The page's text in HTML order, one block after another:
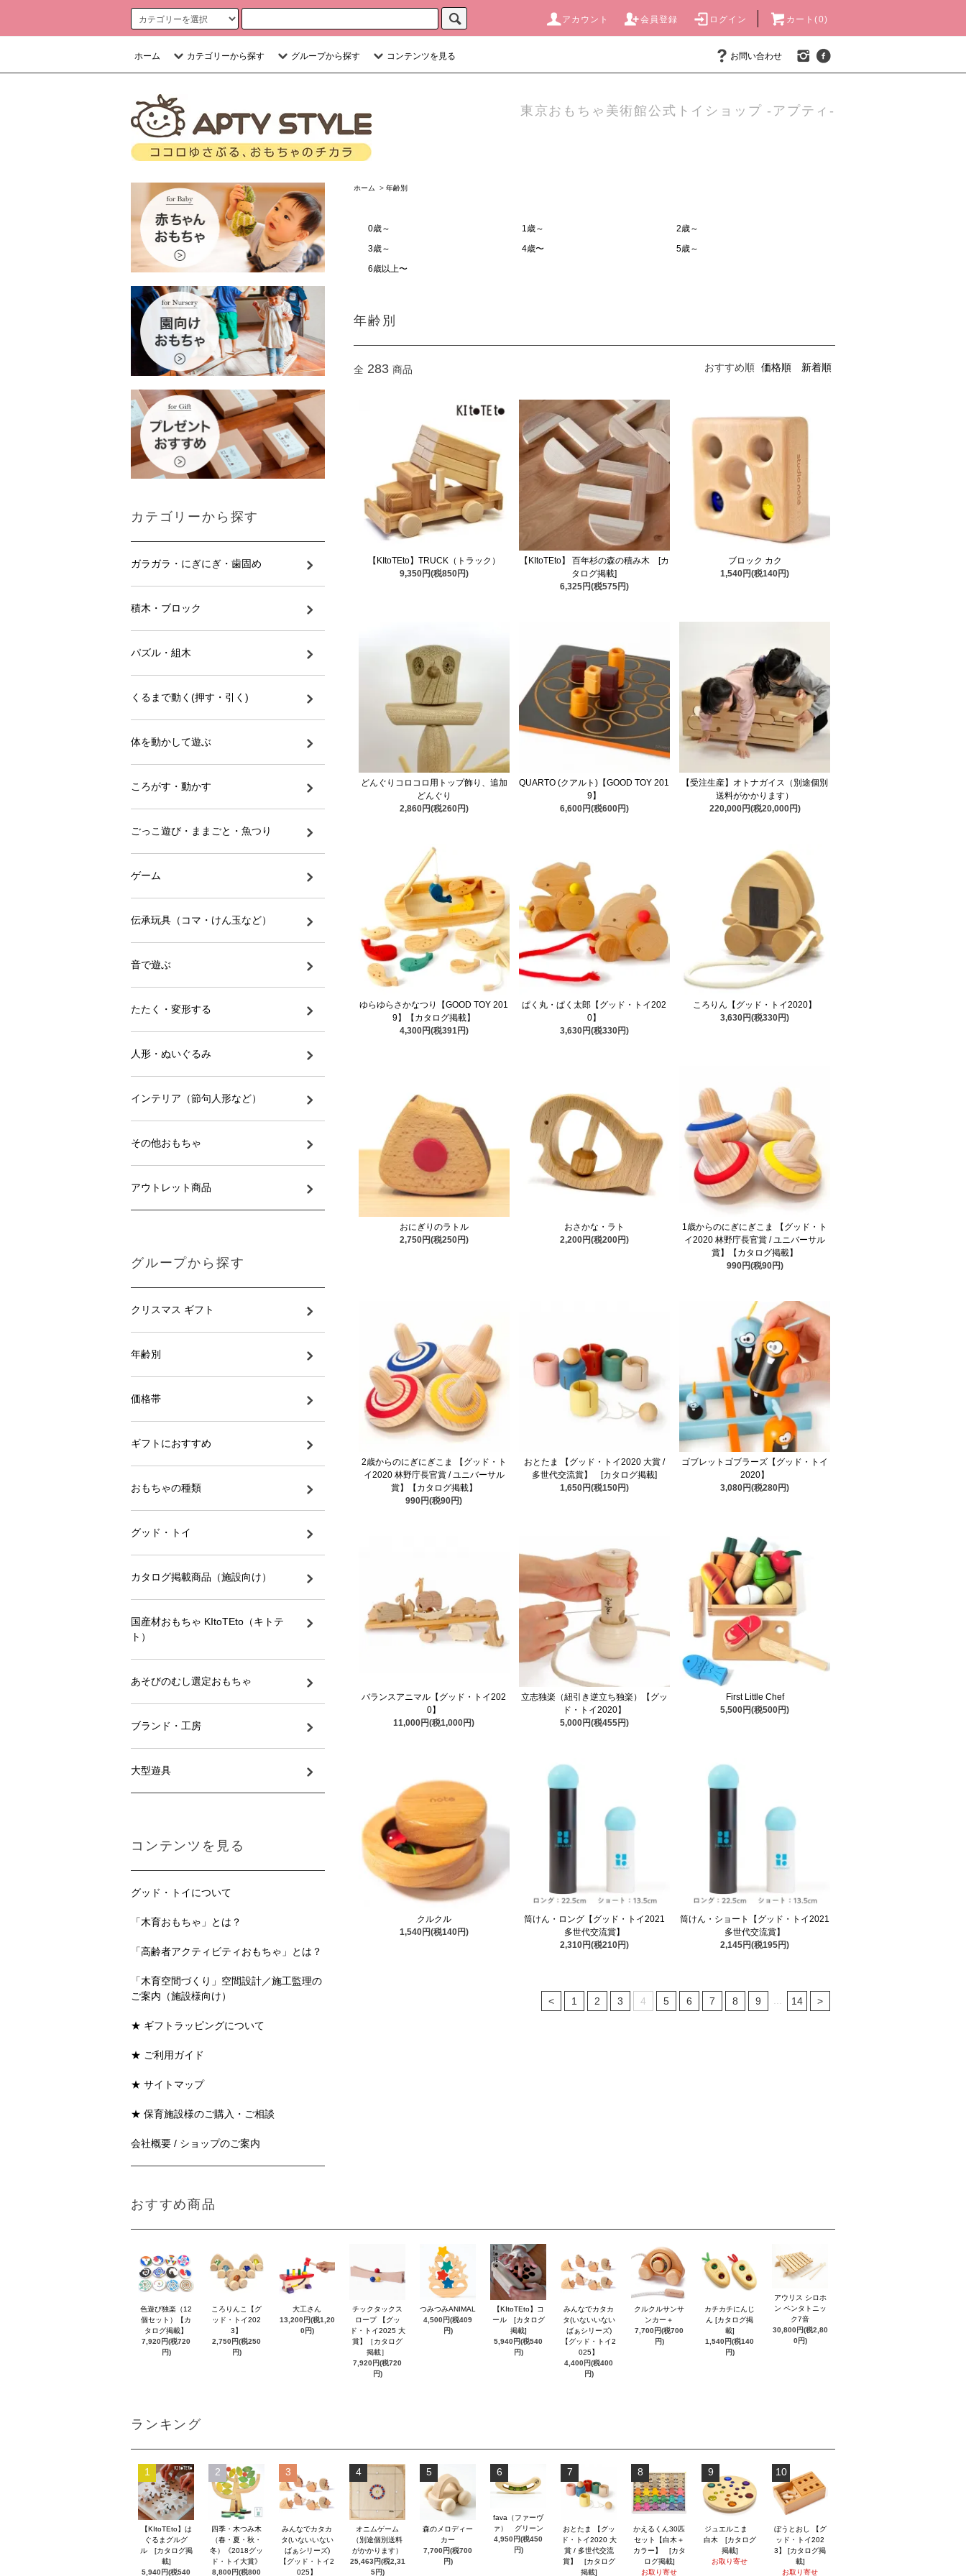
アカウント 会員登録 ログイン カート(0)
ホーム カテゴリーから探す グループから探す コンテンツを見る お問い合わせ
東京おもちゃ美術館公式トイショップ -アプティ-
ホーム > 年齢別
0歳～ 1歳～
2歳～
3歳～
4歳〜
5歳～
6歳以上〜
年齢別
全 283 商品 おすすめ順 価格順 新着順
【KItoTEto】TRUCK（トラック）
9,350円(税850円)
【KItoTEto】 百年杉の森の積み木 [カ
タログ掲載]
6,325円(税575円)
ブロック カク
1,540円(税140円)
どんぐりコロコロ用トップ飾り、追加
どんぐり
2,860円(税260円)
QUARTO (クアルト)【GOOD TOY 201
9】
6,600円(税600円)
【受注生産】オトナガイス（別途個別
送料がかかります）
220,000円(税20,000円)
ゆらゆらさかなつり【GOOD TOY 201
9】【カタログ掲載】
4,300円(税391円)
ぱく丸・ぱく太郎【グッド・トイ202
0】
3,630円(税330円)
ころりん【グッド・トイ2020】
3,630円(税330円)
おにぎりのラトル
2,750円(税250円)
おさかな・ラト
2,200円(税200円)
1歳からのにぎにぎこま 【グッド・ト
イ2020 林野庁長官賞 / ユニバーサル
賞】【カタログ掲載】
990円(税90円)
2歳からのにぎにぎこま 【グッド・ト
イ2020 林野庁長官賞 / ユニバーサル
賞】【カタログ掲載】
990円(税90円)
おとたま 【グッド・トイ2020 大賞 /
多世代交流賞】 [カタログ掲載]
1,650円(税150円)
ゴブレットゴブラーズ【グッド・トイ
2020】
3,080円(税280円)
バランスアニマル【グッド・トイ202
0】
11,000円(税1,000円)
立志独楽（紐引き逆立ち独楽）【グッ
ド・トイ2020】
5,000円(税455円)
First Little Chef
5,500円(税500円)
クルクル
1,540円(税140円)
筒けん・ロング【グッド・トイ2021
多世代交流賞】
2,310円(税210円)
筒けん・ショート【グッド・トイ2021
多世代交流賞】
2,145円(税195円)
< 1 2 3 4 5 6 7 8 9 14 >
カテゴリーから探す
ガラガラ・にぎにぎ・歯固め
積木・ブロック
パズル・組木
くるまで動く(押す・引く)
体を動かして遊ぶ
ころがす・動かす
ごっこ遊び・ままごと・魚つり
ゲーム
伝承玩具（コマ・けん玉など）
音で遊ぶ
たたく・変形する
人形・ぬいぐるみ
インテリア（節句人形など）
その他おもちゃ
アウトレット商品
グループから探す
クリスマス ギフト
年齢別
価格帯
ギフトにおすすめ
おもちゃの種類
グッド・トイ
カタログ掲載商品（施設向け）
国産材おもちゃ KItoTEto（キトテ
ト）
あそびのむし選定おもちゃ
ブランド・工房
大型遊具
コンテンツを見る
グッド・トイについて
「木育おもちゃ」とは？
「高齢者アクティビティおもちゃ」とは？
「木育空間づくり」空間設計／施工監理の
ご案内（施設様向け）
★ ギフトラッピングについて
★ ご利用ガイド
★ サイトマップ
★ 保育施設様のご購入・ご相談
会社概要 / ショップのご案内
おすすめ商品
色遊び独楽（12
個セット）【カ
タログ掲載】
7,920円(税720
円)
ころりんこ【グ
ッド・トイ202
3】
2,750円(税250
円)
大工さん
13,200円(税1,20
0円)
チックタックス
ロープ 【グッ
ド・トイ2025 大
賞】［カタログ
掲載］
7,920円(税720
円)
つみつみANIMAL
4,500円(税409
円)
【KItoTEto】コ
ール [カタログ
掲載]
5,940円(税540
円)
みんなでカタカ
タ(いないいない
ばぁシリーズ)
【グッド・トイ2
025】
4,400円(税400
円)
クルクルサンサ
ンカー＋
7,700円(税700
円)
カチカチにんじ
ん [カタログ掲
載]
1,540円(税140
円)
アウリス シロホ
ン ペンタトニッ
ク7音
30,800円(税2,80
0円)
ランキング
1
【KItoTEto】は
ぐるまグルグ
ル [カタログ掲
載]
5,940円(税540
2
四季・木つみ木
（春・夏・秋・
冬）《2018グッ
ド・トイ大賞》
8,800円(税800
3
みんなでカタカ
タ(いないいない
ばぁシリーズ)
【グッド・トイ2
025】
4
オニムゲーム
（別途個別送料
がかかります）
25,463円(税2,31
5円)
5
森のメロディー
カー
7,700円(税700
円)
6
fava（ファーヴ
ァ） グリーン
4,950円(税450
円)
7
おとたま 【グッ
ド・トイ2020 大
賞 / 多世代交流
賞】 [カタログ
掲載]
8
かえるくん30匹
セット【白木＋
カラー】 [カタ
ログ掲載]
お取り寄せ
9
ジュエルこま
白木 [カタログ
掲載]
お取り寄せ
10
ぼうとおし 【グ
ッド・トイ202
3】 [カタログ掲
載]
お取り寄せ